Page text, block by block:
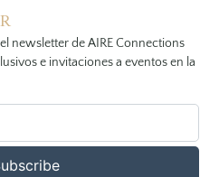
newsletter de AIRE Connections
e invitaciones a eventos en la